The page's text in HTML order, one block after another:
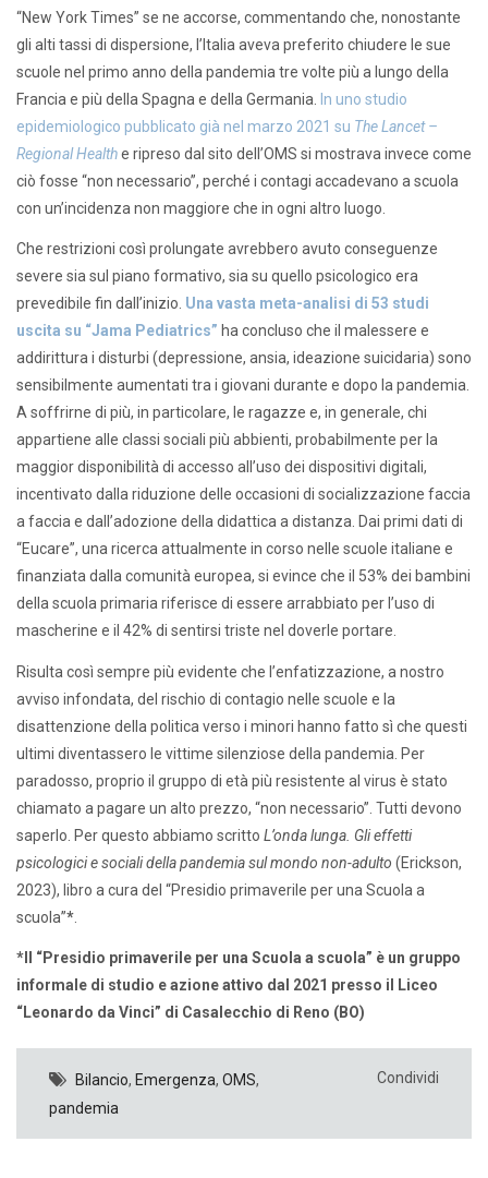
“New York Times” se ne accorse, commentando che, nonostante
gli alti tassi di dispersione, l’Italia aveva preferito chiudere le sue
scuole nel primo anno della pandemia tre volte più a lungo della
Francia e più della Spagna e della Germania.
In uno studio
epidemiologico pubblicato già nel marzo 2021 su The Lancet –
Regional Healthe ripreso dal sito dell’OMS si mostrava invece come
ciò fosse “non necessario”, perché i contagi accadevano a scuola
con un’incidenza non maggiore che in ogni altro luogo.
Che restrizioni così prolungate avrebbero avuto conseguenze
severe sia sul piano formativo, sia su quello psicologico era
prevedibile fin dall’inizio. Una vasta meta-analisi di 53 studi
uscita su “Jama Pediatrics” ha concluso che il malessere e
addirittura i disturbi (depressione, ansia, ideazione suicidaria) sono
sensibilmente aumentati tra i giovani durante e dopo la pandemia.
A soffrirne di più, in particolare, le ragazze e, in generale, chi
appartiene alle classi sociali più abbienti, probabilmente per la
maggior disponibilità di accesso all’uso dei dispositivi digitali,
incentivato dalla riduzione delle occasioni di socializzazione faccia
a faccia e dall’adozione della didattica a distanza. Dai primi dati di
“Eucare”, una ricerca attualmente in corso nelle scuole italiane e
finanziata dalla comunità europea, si evince che il 53% dei bambini
della scuola primaria riferisce di essere arrabbiato per l’uso di
mascherine e il 42% di sentirsi triste nel doverle portare.
Risulta così sempre più evidente che l’enfatizzazione, a nostro
avviso infondata, del rischio di contagio nelle scuole e la
disattenzione della politica verso i minori hanno fatto sì che questi
ultimi diventassero le vittime silenziose della pandemia. Per
paradosso, proprio il gruppo di età più resistente al virus è stato
chiamato a pagare un alto prezzo, “non necessario”. Tutti devono
saperlo. Per questo abbiamo scritto L’onda lunga. Gli effetti
psicologici e sociali della pandemia sul mondo non-adulto (Erickson,
2023), libro a cura del “Presidio primaverile per una Scuola a
scuola”*
*Il “Presidio primaverile per una Scuola a scuola” è un gruppo
informale di studio e azione attivo dal 2021 presso il Liceo
“Leonardo da Vinci” di Casalecchio di Reno (BO)
Bilancio, Emergenza, OMS,
pandemia
Condividi